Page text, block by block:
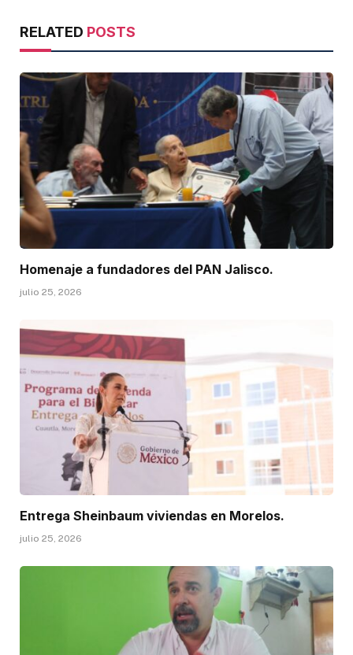
RELATED POSTS
Homenaje a fundadores del PAN Jalisco.
julio 25, 2026
Entrega Sheinbaum viviendas en Morelos.
julio 25, 2026